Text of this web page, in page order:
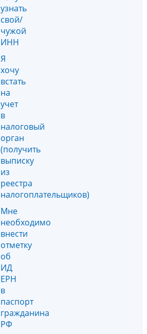
узнать
свой/
чужой
ИНН
Я
хочу
встать
на
учет
в
налоговый
орган
(получить
выписку
из
реестра
налогоплательщиков)
Мне
необходимо
внести
отметку
об
ИД
ЕРН
в
паспорт
гражданина
РФ